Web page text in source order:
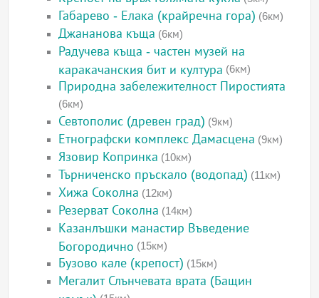
Габарево - Елака (крайречна гора) (6км)
Джананова къща (6км)
Радучева къща - частен музей на
каракачанския бит и култура (6км)
Природна забележителност Пиростията
(6км)
Севтополис (древен град) (9км)
Етнографски комплекс Дамасцена (9км)
Язовир Копринка (10км)
Търниченско пръскало (водопад) (11км)
Хижа Соколна (12км)
Резерват Соколна (14км)
Казанлъшки манастир Въведение
Богородично (15км)
Бузово кале (крепост) (15км)
Мегалит Слънчевата врата (Бащин